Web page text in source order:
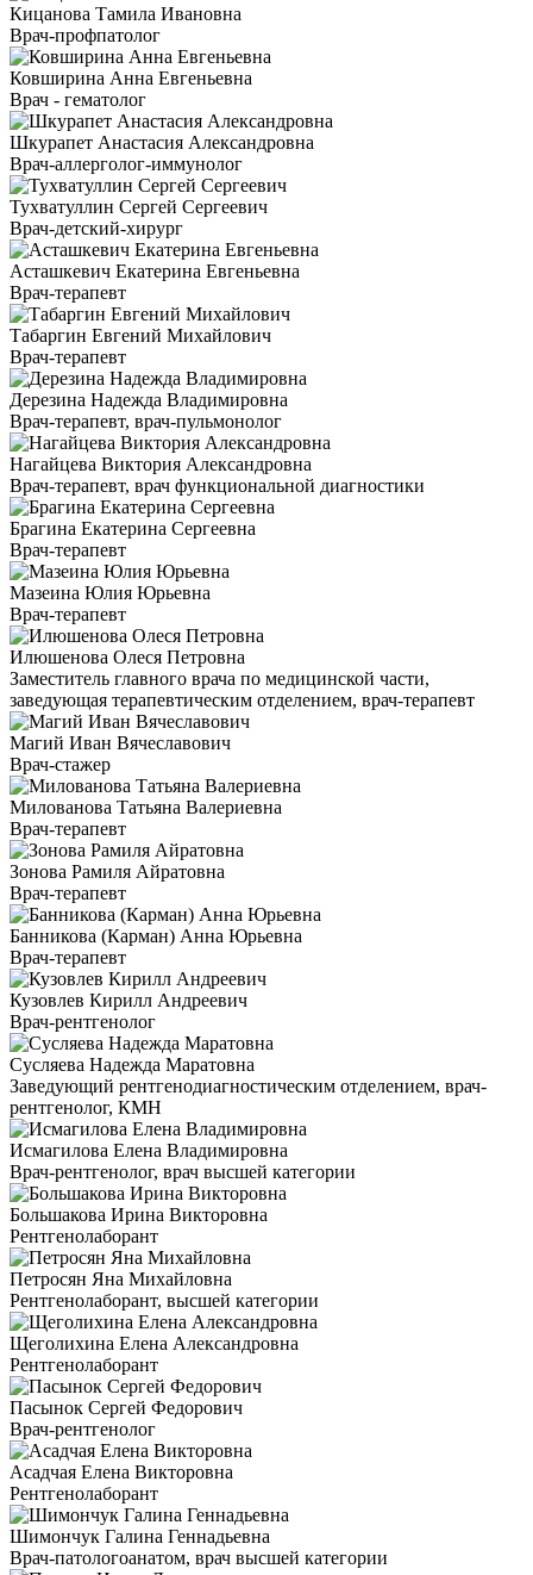
Кицанова Тамила Ивановна
Врач-профпатолог
Ковширина Анна Евгеньевна
Врач - гематолог
Шкурапет Анастасия Александровна
Врач-аллерголог-иммунолог
Тухватуллин Сергей Сергеевич
Врач-детский-хирург
Асташкевич Екатерина Евгеньевна
Врач-терапевт
Табаргин Евгений Михайлович
Врач-терапевт
Дерезина Надежда Владимировна
Врач-терапевт, врач-пульмонолог
Нагайцева Виктория Александровна
Врач-терапевт, врач функциональной диагностики
Брагина Екатерина Сергеевна
Врач-терапевт
Мазеина Юлия Юрьевна
Врач-терапевт
Илюшенова Олеся Петровна
Заместитель главного врача по медицинской части,
заведующая терапевтическим отделением, врач-терапевт
Магий Иван Вячеславович
Врач-стажер
Милованова Татьяна Валериевна
Врач-терапевт
Зонова Рамиля Айратовна
Врач-терапевт
Банникова (Карман) Анна Юрьевна
Врач-терапевт
Кузовлев Кирилл Андреевич
Врач-рентгенолог
Сусляева Надежда Маратовна
Заведующий рентгенодиагностическим отделением, врач-
рентгенолог, КМН
Исмагилова Елена Владимировна
Врач-рентгенолог, врач высшей категории
Большакова Ирина Викторовна
Рентгенолаборант
Петросян Яна Михайловна
Рентгенолаборант, высшей категории
Щеголихина Елена Александровна
Рентгенолаборант
Пасынок Сергей Федорович
Врач-рентгенолог
Асадчая Елена Викторовна
Рентгенолаборант
Шимончук Галина Геннадьевна
Врач-патологоанатом, врач высшей категории